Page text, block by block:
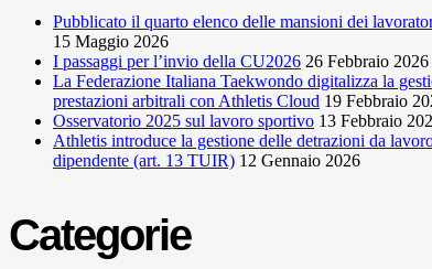
Pubblicato il quarto elenco delle mansioni dei
15 Maggio 2026
I passaggi per l’invio della CU2026 26 Febbraio 2026
La Federazione Italiana Taekwondo digitalizza la
prestazioni arbitrali con Athletis Cloud 19 Febbraio
Osservatorio 2025 sul lavoro sportivo 13 Febbraio
Athletis introduce la gestione delle detrazioni da
dipendente (art. 13 TUIR) 12 Gennaio 2026
Categorie